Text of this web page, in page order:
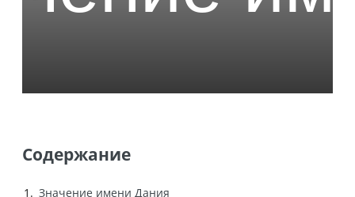
Содержание
Значение имени Дания